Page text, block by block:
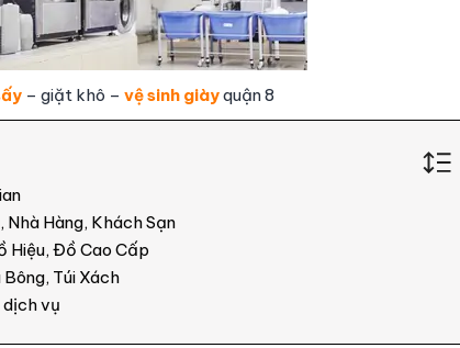
– giặt khô – vệ sinh giàyquận 8
Nhà Hàng, Khách Sạn
Hiệu, Đồ Cao Cấp
Túi Xách
dịch vụ